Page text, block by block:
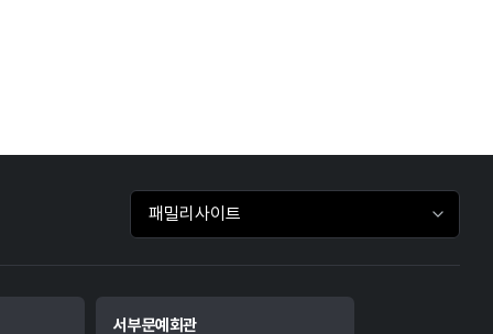
패밀리사이트 바로가기
서부문예회관